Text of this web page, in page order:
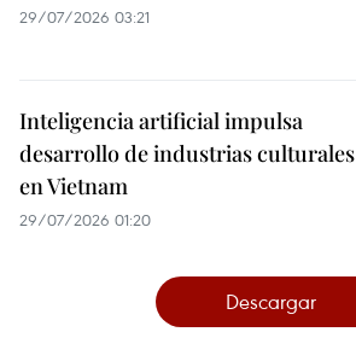
29/07/2026 03:21
Inteligencia artificial impulsa
desarrollo de industrias culturales
en Vietnam
29/07/2026 01:20
Descargar